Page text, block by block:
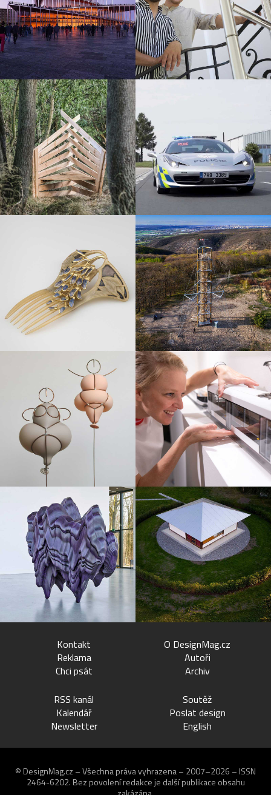
Kontakt
Reklama
Chci psát
O DesignMag.cz
Autoři
Archiv
RSS kanál
Kalendář
Newsletter
Soutěž
Poslat design
English
© DesignMag.cz – Všechna práva vyhrazena – 2007–2026 – ISSN
2464-6202. Bez povolení redakce je další publikace obsahu